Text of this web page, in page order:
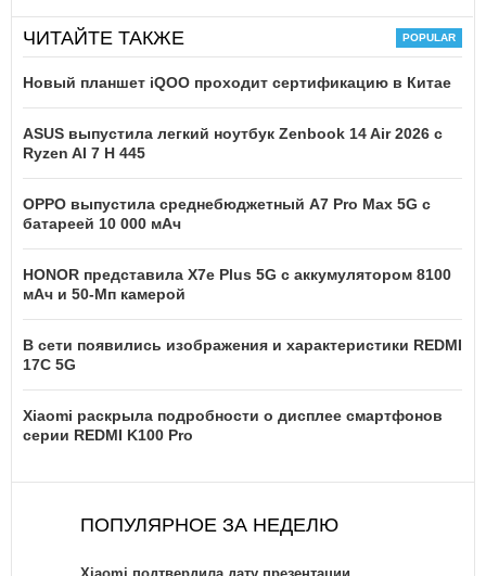
ЧИТАЙТЕ ТАКЖЕ
Новый планшет iQOO проходит сертификацию в Китае
ASUS выпустила легкий ноутбук Zenbook 14 Air 2026 с
Ryzen AI 7 H 445
OPPO выпустила среднебюджетный A7 Pro Max 5G с
батареей 10 000 мАч
HONOR представила X7e Plus 5G с аккумулятором 8100
мАч и 50-Мп камерой
В сети появились изображения и характеристики REDMI
17C 5G
Xiaomi раскрыла подробности о дисплее смартфонов
серии REDMI K100 Pro
ПОПУЛЯРНОЕ ЗА НЕДЕЛЮ